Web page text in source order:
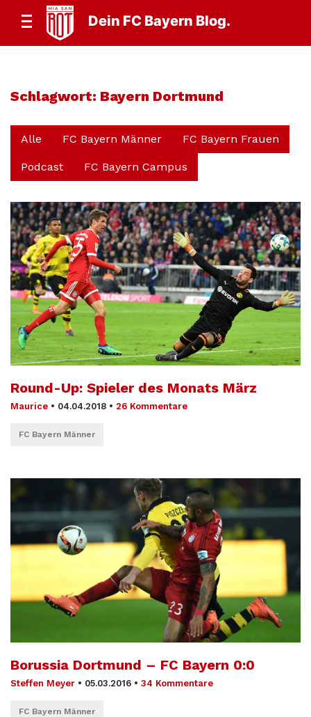
Dein FC Bayern Blog.
Schlagwort: Bayern Dortmund
Alle FC Bayern Männer FC Bayern Frauen
Podcast FC Bayern Campus
Round-Up: Spieler des Monats März
Maurice • 04.04.2018 • 26 Kommentare
FC Bayern Männer
Borussia Dortmund – FC Bayern 0:0
Steffen Meyer • 05.03.2016 • 34 Kommentare
FC Bayern Männer